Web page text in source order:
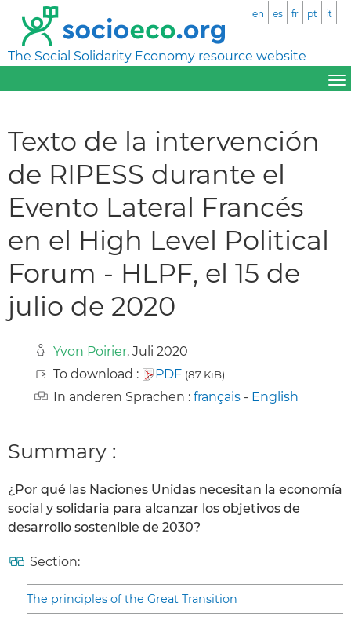
The Social Solidarity Economy resource website
en es fr pt it
Texto de la intervención
de RIPESS durante el
Evento Lateral Francés
en el High Level Political
Forum - HLPF, el 15 de
julio de 2020
Yvon Poirier, Juli 2020
To download :
PDF (87 KiB)
In anderen Sprachen : français - English
Summary :
¿Por qué las Naciones Unidas necesitan la economía
social y solidaria para alcanzar los objetivos de
desarrollo sostenible de 2030?
Section:
The principles of the Great Transition